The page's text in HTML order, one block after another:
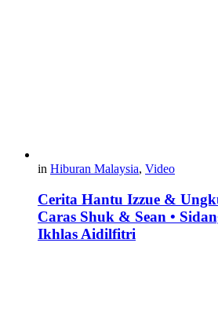
in Hiburan Malaysia, Video
Cerita Hantu Izzue &
Caras Shuk & Sean •
Ikhlas Aidilfitri